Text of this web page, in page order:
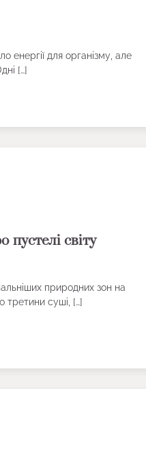
енергії для організму, але
[…]
пустелі світу
природних зон на
третини суші, […]